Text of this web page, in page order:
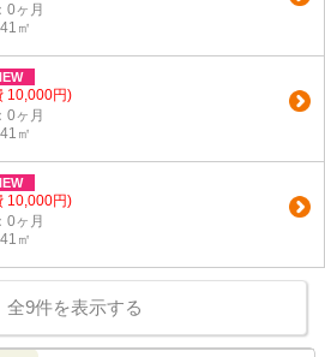
0ヶ月
㎡
10,000円)
0ヶ月
㎡
10,000円)
0ヶ月
㎡
全9件を表示する